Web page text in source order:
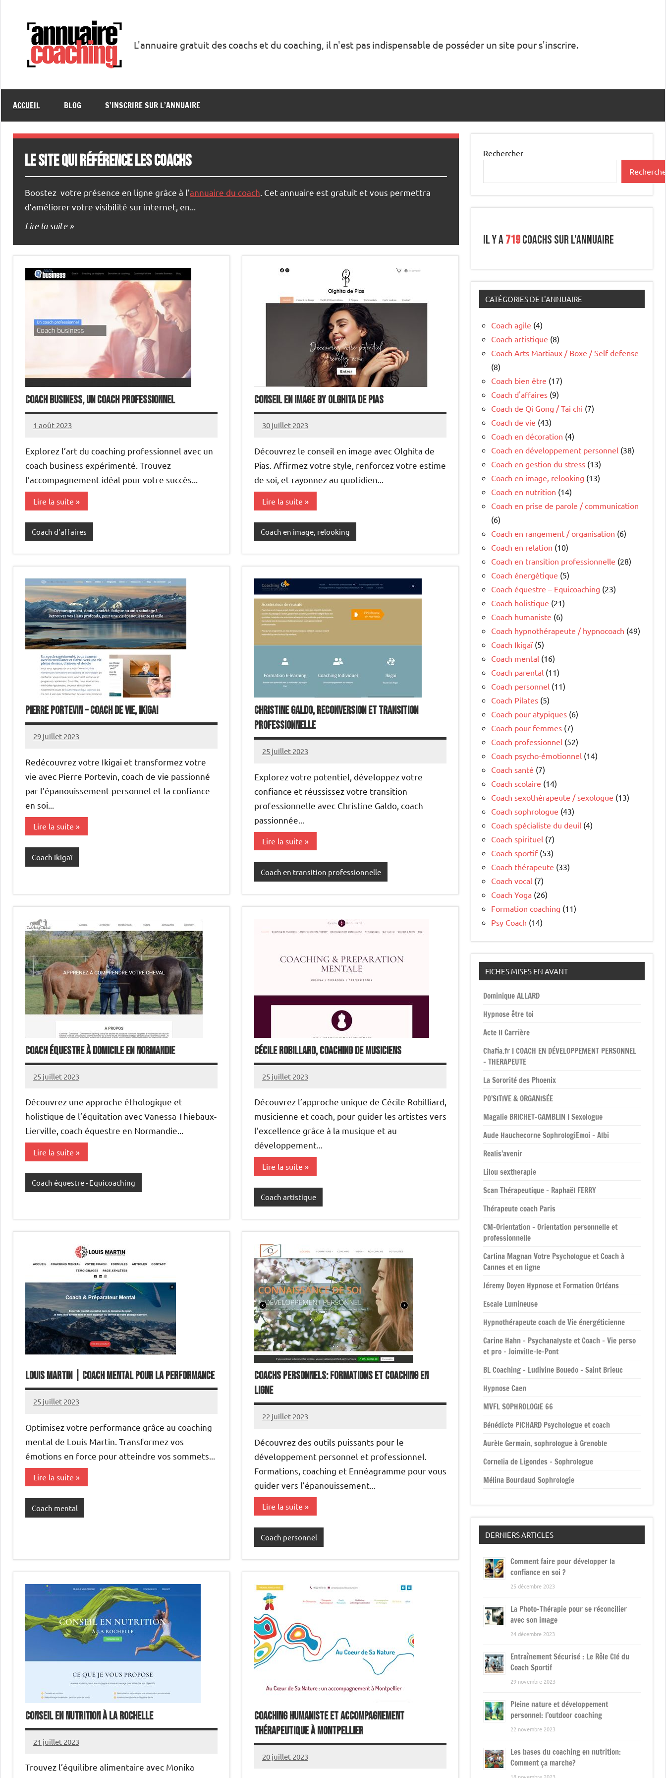
Coaching
L'annuaire gratuit des coachs et du coaching, il n'est pas indispensable de posséder un site pour s'inscrire.
ACCUEIL BLOG S’INSCRIRE SUR L’ANNUAIRE
Le site qui référence les coachs
Boostez votre présence en ligne grâce à l’annuaire du coach . Cet annuaire est gratuit et vous permettra
d’améliorer votre visibilité sur internet, en...
Lire la suite
Coach business, un coach professionnel
1 août 2023
annuairecoaching
Explorez l’art du coaching professionnel avec un
coach business expérimenté. Trouvez
l’accompagnement idéal pour votre succès...
Lire la suite
Coach d'affaires
Conseil en Image by Olghita de Pias
30 juillet 2023
annuairecoaching
Découvrez le conseil en image avec Olghita de
Pias. Affirmez votre style, renforcez votre estime
de soi, et rayonnez au quotidien...
Lire la suite
Coach en image, relooking
Pierre Portevin – Coach de vie, ikigai
29 juillet 2023
annuairecoaching
Redécouvrez votre Ikigai et transformez votre
vie avec Pierre Portevin, coach de vie passionné
par l’épanouissement personnel et la confiance
en soi...
Lire la suite
Coach Ikigaï
Christine Galdo, reconversion et transition
professionnelle
25 juillet 2023
annuairecoaching
Explorez votre potentiel, développez votre
confiance et réussissez votre transition
professionnelle avec Christine Galdo, coach
passionnée...
Lire la suite
Coach en transition professionnelle
Coach équestre à domicile en Normandie
25 juillet 2023
annuairecoaching
Découvrez une approche éthologique et
holistique de l’équitation avec Vanessa Thiebaux-
Lierville, coach équestre en Normandie...
Lire la suite
Coach équestre - Equicoaching
Cécile Robillard, coaching de musiciens
25 juillet 2023
annuairecoaching
Découvrez l’approche unique de Cécile Robilliard,
musicienne et coach, pour guider les artistes vers
l’excellence grâce à la musique et au
développement...
Lire la suite
Coach artistique
Louis Martin | Coach Mental pour la performance
25 juillet 2023
annuairecoaching
Optimisez votre performance grâce au coaching
mental de Louis Martin. Transformez vos
émotions en force pour atteindre vos sommets...
Lire la suite
Coach mental
Coachs personnels: Formations et coaching en
ligne
22 juillet 2023
annuairecoaching
Découvrez des outils puissants pour le
développement personnel et professionnel.
Formations, coaching et Ennéagramme pour vous
guider vers l’épanouissement...
Lire la suite
Coach personnel
Conseil en nutrition à La Rochelle
21 juillet 2023
annuairecoaching
Trouvez l’équilibre alimentaire avec Monika
Coaching humaniste et accompagnement
thérapeutique à Montpellier
20 juillet 2023
annuairecoaching
Rechercher
Il y a719coachs sur l'annuaire
CATÉGORIES DE L'ANNUAIRE
Coach agile (4)
Coach artistique (8)
Coach Arts Martiaux / Boxe / Self defense
(8)
Coach bien être (17)
Coach d'affaires (9)
Coach de Qi Gong / Tai chi (7)
Coach de vie (43)
Coach en décoration (4)
Coach en développement personnel (38)
Coach en gestion du stress (13)
Coach en image, relooking (13)
Coach en nutrition (14)
Coach en prise de parole / communication
(6)
Coach en rangement / organisation (6)
Coach en relation (10)
Coach en transition professionnelle (28)
Coach énergétique (5)
Coach équestre – Equicoaching (23)
Coach holistique (21)
Coach humaniste (6)
Coach hypnothérapeute / hypnocoach (49)
Coach Ikigaï(5)
Coach mental (16)
Coach parental (11)
Coach personnel (11)
Coach Pilates (5)
Coach pour atypiques (6)
Coach pour femmes (7)
Coach professionnel (52)
Coach psycho-émotionnel (14)
Coach santé (7)
Coach scolaire (14)
Coach sexothérapeute / sexologue (13)
Coach sophrologue (43)
Coach spécialiste du deuil (4)
Coach spirituel (7)
Coach sportif(53)
Coach thérapeute (33)
Coach vocal (7)
Coach Yoga (26)
Formation coaching (11)
Psy Coach (14)
FICHES MISES EN AVANT
Dominique ALLARD
Hypnose être toi
Acte II Carrière
Chafia.fr | COACH EN DÉVELOPPEMENT PERSONNEL
– THERAPEUTE
La Sororité des Phoenix
PO’SITIVE & ORGANISÉE
Magalie BRICHET-GAMBLIN | Sexologue
Aude Hauchecorne SophrologiEmoi – Albi
Realis’avenir
Lilou sextherapie
Scan Thérapeutique – Raphaël FERRY
Thérapeute coach Paris
CM-Orientation – Orientation personnelle et
professionnelle
Carlina Magnan Votre Psychologue et Coach à
Cannes et en ligne
Jéremy Doyen Hypnose et Formation Orléans
Escale Lumineuse
Hypnothérapeute coach de Vie énergéticienne
Carine Hahn – Psychanalyste et Coach – Vie perso
et pro – Joinville-le-Pont
BL Coaching – Ludivine Bouedo – Saint Brieuc
Hypnose Caen
MVFL SOPHROLOGIE 66
Bénédicte PICHARD Psychologue et coach
Aurèle Germain, sophrologue à Grenoble
Cornelia de Ligondes – Sophrologue
Mélina Bourdaud Sophrologie
DERNIERS ARTICLES
Comment faire pour développer la
confiance en soi ?
25 décembre 2023
La Photo-Thérapie pour se réconcilier
avec son image
24 décembre 2023
Entraînement Sécurisé : Le Rôle Clé du
Coach Sportif
29 novembre 2023
Pleine nature et développement
personnel: l’outdoor coaching
22 novembre 2023
Les bases du coaching en nutrition:
Comment ça marche?